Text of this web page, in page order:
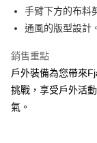
台灣樂天信用卡公
全家取貨付款
每筆NT$60，滿
付款後全家取貨
每筆NT$60，滿
7-11取貨付款
手臂下方的布料
通風的版型設計。
銷售重點
戶外裝備為您帶來
挑戰，享受戶外活
氣。